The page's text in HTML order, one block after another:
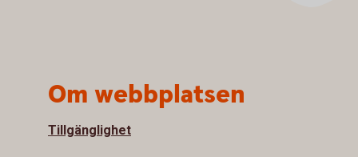
Om webbplatsen
Tillgänglighet